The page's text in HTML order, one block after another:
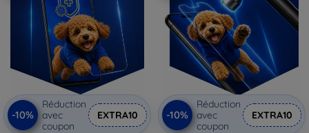
-10%
Réduction
avec
coupon
EXTRA10 -10%
Réduction
avec
coupon
EXTRA10